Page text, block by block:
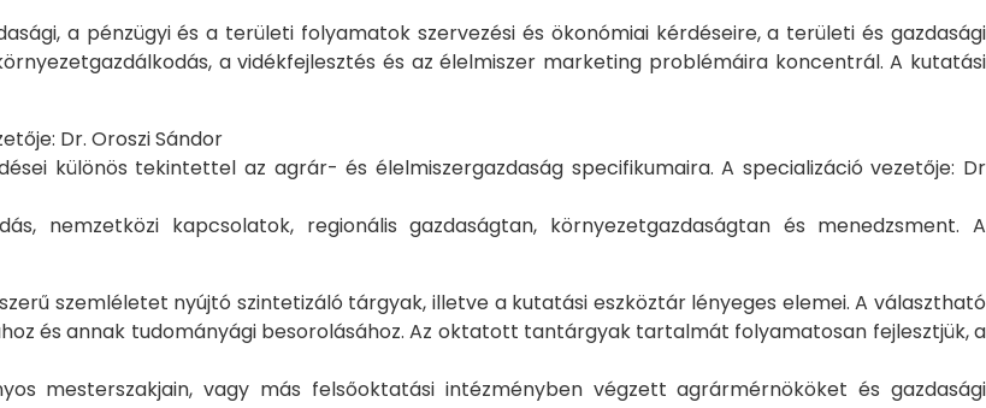
a pénzügyi és a területi folyamatok szervezési és ökonómiai kérdéseire, a területi és gazdasági
a vidékfejlesztés és az élelmiszer marketing problémáira koncentrál. A kutatási
Dr. Oroszi Sándor
különös tekintettel az agrár- és élelmiszergazdaság specifikumaira. A specializáció vezetője: Dr
nemzetközi kapcsolatok, regionális gazdaságtan, környezetgazdaságtan és menedzsment. A
szemléletet nyújtó szintetizáló tárgyak, illetve a kutatási eszköztár lényeges elemei. A választható
és annak tudományági besorolásához. Az oktatott tantárgyak tartalmát folyamatosan fejlesztjük, a
mesterszakjain, vagy más felsőoktatási intézményben végzett agrármérnököket és gazdasági